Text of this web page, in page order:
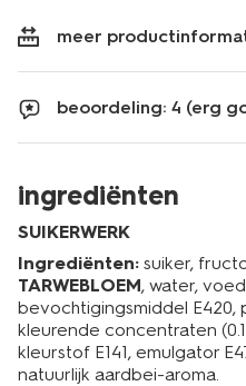
meer
beoordeling: 4 (erg
ingrediënten
SUIKERWERK
Ingrediënten: suiker,
TARWEBLOEM, water,
bevochtigingsmiddel E420,
kleurende concentraten
kleurstof E141, emulgator
natuurlijk aardbei-aroma.